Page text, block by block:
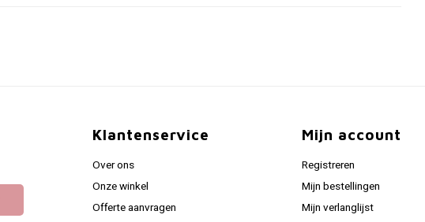
Klantenservice
Over ons
Onze winkel
Offerte aanvragen
Mijn account
Registreren
Mijn bestellingen
Mijn verlanglijst